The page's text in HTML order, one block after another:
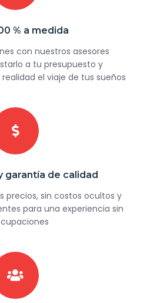
% a medida
con nuestros asesores
a tu presupuesto y
el viaje de tus sueños
garantía de calidad
precios, sin costos ocultos y
para una experiencia sin